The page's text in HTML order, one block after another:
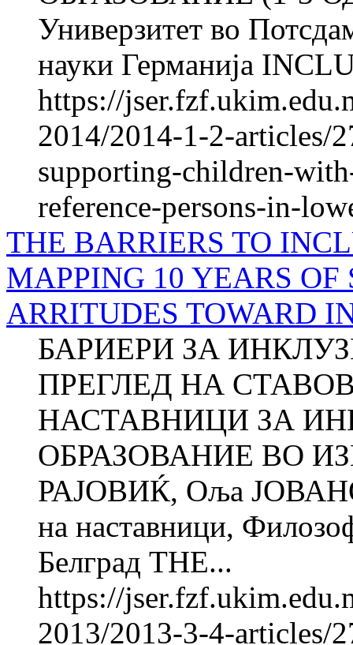
Универзитет во
науки Германија
https://
2014/2014-1-2-articles/
supporting-children-
reference-persons-in-
THE BARRIERS TO
MAPPING 10 YEARS OF
ARRITUDES TO­WARD
БАРИЕРИ ЗА
ПРЕГЛЕД НА
НАСТАВНИЦИ ЗА
ОБРАЗОВАНИЕ ВО
РАЈОВИЌ, Оља
на наставници,
Белград THE...
https://
2013/2013-3-4-articles/